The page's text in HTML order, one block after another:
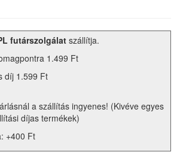
futárszolgálatszállítja.
1.499 Ft
díj 1.599 Ft
a szállítás ingyenes! (Kivéve egyes
díjas termékek)
+400 Ft